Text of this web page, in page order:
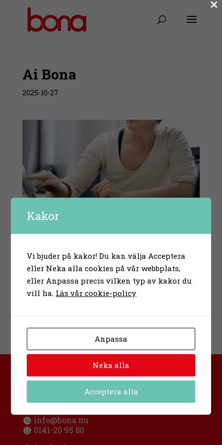
Ai Bona
2025-10-27
Bona folkhögskola
Urban Hjärnes väg 11
591 30 Motala
info@bona.nu
0141-20 95 80
Kakor
Vi bjuder på kakor! Du kan välja Acceptera
eller Neka alla cookies på vår webbplats,
eller Anpassa precis vilken typ av kakor du
vill ha. Läs vår cookie-policy
Anpassa
Neka alla
Acceptera alla